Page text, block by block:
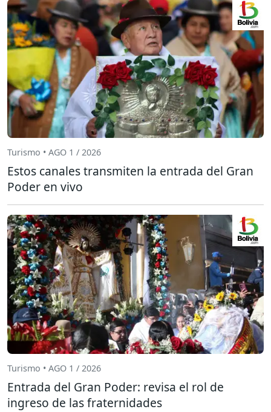
Turismo • AGO 1 / 2026
Estos canales transmiten la entrada del Gran
Poder en vivo
Turismo • AGO 1 / 2026
Entrada del Gran Poder: revisa el rol de
ingreso de las fraternidades